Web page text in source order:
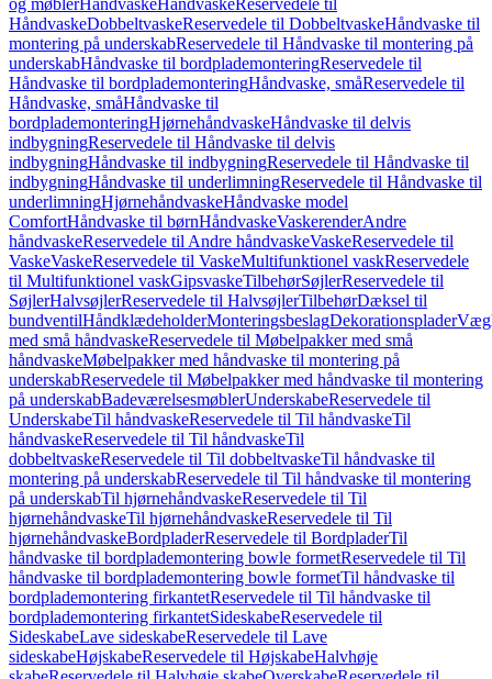
og møblerHåndvaskeHåndvaskeReservedele til
HåndvaskeDobbeltvaskeReservedele til DobbeltvaskeHåndvaske til
montering på underskabReservedele til Håndvaske til montering på
underskabHåndvaske til bordplademonteringReservedele til
Håndvaske til bordplademonteringHåndvaske, småReservedele til
Håndvaske, småHåndvaske til
bordplademonteringHjørnehåndvaskeHåndvaske til delvis
indbygningReservedele til Håndvaske til delvis
indbygningHåndvaske til indbygningReservedele til Håndvaske til
indbygningHåndvaske til underlimningReservedele til Håndvaske til
underlimningHjørnehåndvaskeHåndvaske model
ComfortHåndvaske til børnHåndvaskeVaskerenderAndre
håndvaskeReservedele til Andre håndvaskeVaskeReservedele til
VaskeVaskeReservedele til VaskeMultifunktionel vaskReservedele
til Multifunktionel vaskGipsvaskeTilbehørSøjlerReservedele til
SøjlerHalvsøjlerReservedele til HalvsøjlerTilbehørDæksel til
bundventilHåndklædeholderMonteringsbeslagDekorationsplader
med små håndvaskeReservedele til Møbelpakker med små
håndvaskeMøbelpakker med håndvaske til montering på
underskabReservedele til Møbelpakker med håndvaske til montering
på underskabBadeværelsesmøblerUnderskabeReservedele til
UnderskabeTil håndvaskeReservedele til Til håndvaskeTil
håndvaskeReservedele til Til håndvaskeTil
dobbeltvaskeReservedele til Til dobbeltvaskeTil håndvaske til
montering på underskabReservedele til Til håndvaske til montering
på underskabTil hjørnehåndvaskeReservedele til Til
hjørnehåndvaskeTil hjørnehåndvaskeReservedele til Til
hjørnehåndvaskeBordpladerReservedele til BordpladerTil
håndvaske til bordplademontering bowle formetReservedele til Til
håndvaske til bordplademontering bowle formetTil håndvaske til
bordplademontering firkantetReservedele til Til håndvaske til
bordplademontering firkantetSideskabeReservedele til
SideskabeLave sideskabeReservedele til Lave
sideskabeHøjskabeReservedele til HøjskabeHalvhøje